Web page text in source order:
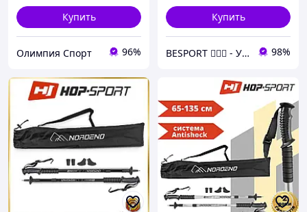
Купить
Олимпия Спорт 96%
Купить
BESPORT 🏋🏻‍♂️ - Український бренд спорттоварів 🇺🇦 98%